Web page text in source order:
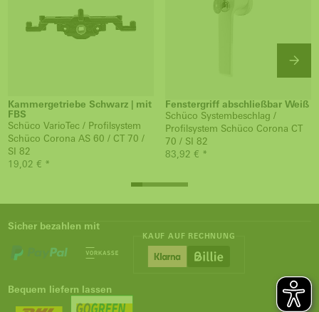
Kammergetriebe Schwarz | mit
FBS
Schüco VarioTec / Profilsystem
Schüco Corona AS 60 / CT 70 /
SI 82
19,02 € *
Fenstergriff abschließbar Weiß
Schüco Systembeschlag /
Profilsystem Schüco Corona CT
70 / SI 82
83,92 € *
Sicher bezahlen mit
KAUF AUF RECHNUNG
Bequem liefern lassen